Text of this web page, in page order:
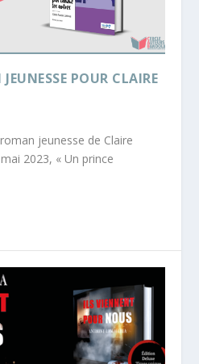
POUR CLAIRE
jeunesse de Claire
2023, « Un prince